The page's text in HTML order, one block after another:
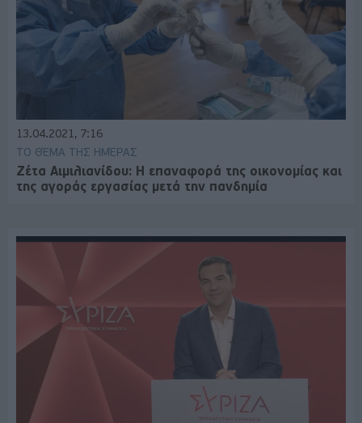
13.04.2021, 7:16
ΤΟ ΘΈΜΑ ΤΗΣ ΗΜΈΡΑΣ
Ζέτα Αιμιλιανίδου: H επαναφορά της οικονομίας και
της αγοράς εργασίας μετά την πανδημία